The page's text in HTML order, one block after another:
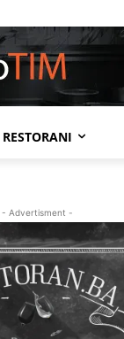
RESTORANI
- Advertisment -